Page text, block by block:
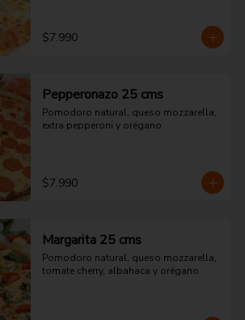
$7.990
Pepperonazo 25 cms
Pomodoro natural, queso mozzarella,
extra pepperoni y orégano.
$7.990
Margarita 25 cms
Pomodoro natural, queso mozzarella,
tomate cherry, albahaca y orégano.